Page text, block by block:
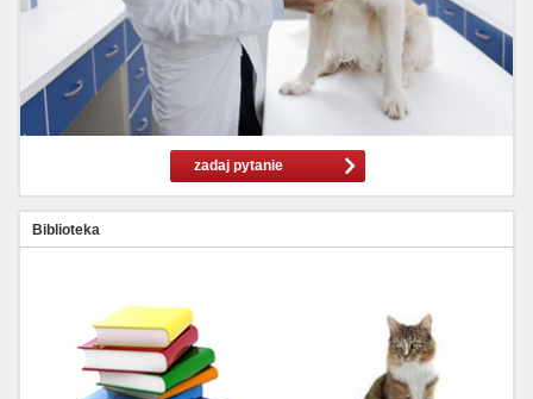
zadaj pytanie
Biblioteka